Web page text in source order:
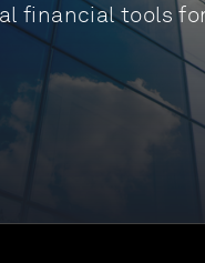
financial tools